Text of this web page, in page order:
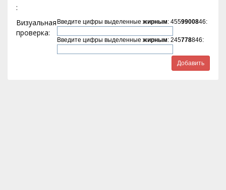
:
Визуальная
проверка:
Введите цифры выделенные жирным: 4559900846:
Введите цифры выделенные жирным: 245778846: